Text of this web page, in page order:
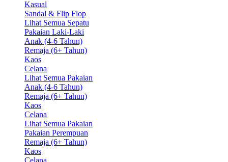
Kasual
Sandal & Flip Flop
Lihat Semua Sepatu
Pakaian Laki-Laki
Anak (4-6 Tahun)
Remaja (6+ Tahun)
Kaos
Celana
Lihat Semua Pakaian
Anak (4-6 Tahun)
Remaja (6+ Tahun)
Kaos
Celana
Lihat Semua Pakaian
Pakaian Perempuan
Remaja (6+ Tahun)
Kaos
Celana